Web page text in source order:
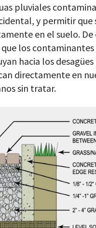
pluviales
y permitir que
en el suelo. De
los contaminantes
hacia los
directamente en
sin tratar.